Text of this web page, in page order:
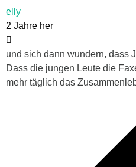
elly
2 Jahre her
und sich dann wundern, dass
Dass die jungen Leute die
mehr täglich das